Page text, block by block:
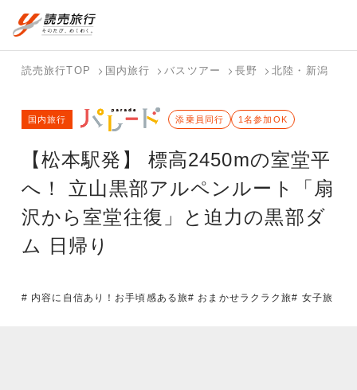
国内旅行トップ
バスツアー
を探す
個人旅行
（ブーケ）を探す
ら探す
テーマから
探す
写真から探
海外旅行トップ
海外特集か
ら探す
テーマから
探す
す
読売旅行TOP 国内旅行 バスツアー 長野 北陸・新潟
【松本駅発】 標高2450mの室堂平
へ！ 立山黒部アルペンルート「扇
沢から室堂往復」と迫力の黒部ダ
ム 日帰り
国内旅行 添乗員同行 1名参加OK
# 内容に自信あり！お手頃感ある旅# おまかせラクラク旅# 女子旅